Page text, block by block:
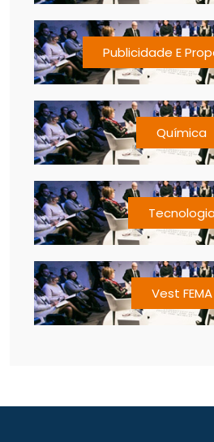
Publicidade E
Química
Vest FEMA